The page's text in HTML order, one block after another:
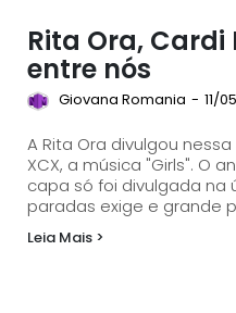
Rita Ora, Cardi
entre nós
Giovana Romania - 11/
A Rita Ora divulgou
XCX, a música "Girls". O anúncio da faixa foi feito durante a semana aos poucos. A arte da
capa só foi divulgada na
paradas exige e grande
Leia Mais >